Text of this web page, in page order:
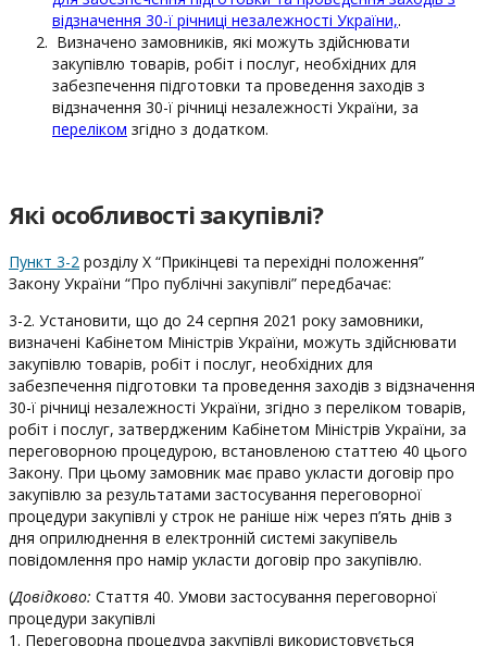
відзначення 30-ї річниці незалежності України,.
Визначено замовників, які можуть здійснювати
закупівлю товарів, робіт і послуг, необхідних для
забезпечення підготовки та проведення заходів з
відзначення 30-ї річниці незалежності України, за
переліком згідно з додатком.
Які особливості закупівлі?
Пункт 3-2 розділу X “Прикінцеві та перехідні положення”
Закону України “Про публічні закупівлі” передбачає:
3-2. Установити, що до 24 серпня 2021 року замовники,
визначені Кабінетом Міністрів України, можуть здійснювати
закупівлю товарів, робіт і послуг, необхідних для
забезпечення підготовки та проведення заходів з відзначення
30-ї річниці незалежності України, згідно з переліком товарів,
робіт і послуг, затвердженим Кабінетом Міністрів України, за
переговорною процедурою, встановленою статтею 40 цього
Закону. При цьому замовник має право укласти договір про
закупівлю за результатами застосування переговорної
процедури закупівлі у строк не раніше ніж через п’ять днів з
дня оприлюднення в електронній системі закупівель
повідомлення про намір укласти договір про закупівлю.
(Довідково: Стаття 40. Умови застосування переговорної
процедури закупівлі
1. Переговорна процедура закупівлі використовується